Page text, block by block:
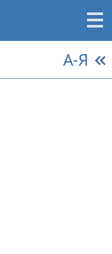
А-Я